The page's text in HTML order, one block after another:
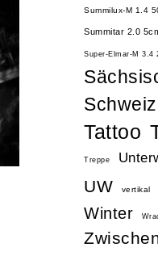
Summilux-M 1.4
Summitar 2.0
Super-Elmar-M 3.4
Schweiz
Tattoo
Treppe
UW vertikal
Winter